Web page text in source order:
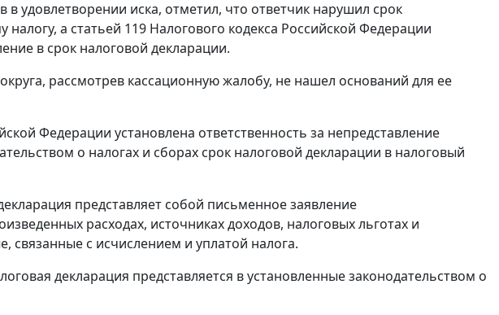
удовлетворении иска, отметил, что ответчик нарушил срок
налогу, а статьей 119 Налогового кодекса Российской Федерации
в срок налоговой декларации.
рассмотрев кассационную жалобу, не нашел оснований для ее
Федерации установлена ответственность за непредставление
о налогах и сборах срок налоговой декларации в налоговый
представляет собой письменное заявление
расходах, источниках доходов, налоговых льготах и
связанные с исчислением и уплатой налога.
декларация представляется в установленные законодательством о